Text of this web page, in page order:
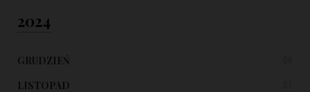
2024
GRUDZIEŃ
LISTOPAD